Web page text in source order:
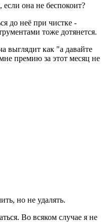
если она не беспокоит?
до неё при чистке -
тоже дотянется.
выглядит как "а давайте
премию за этот месяц не
но не удалять.
Во всяком случае я не